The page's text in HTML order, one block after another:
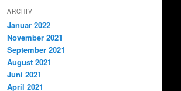
ARCHIV
Januar 2022
November 2021
September 2021
August 2021
Juni 2021
April 2021